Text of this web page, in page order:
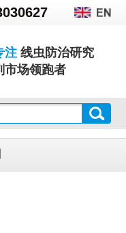
注线虫防治研究
市场领跑者